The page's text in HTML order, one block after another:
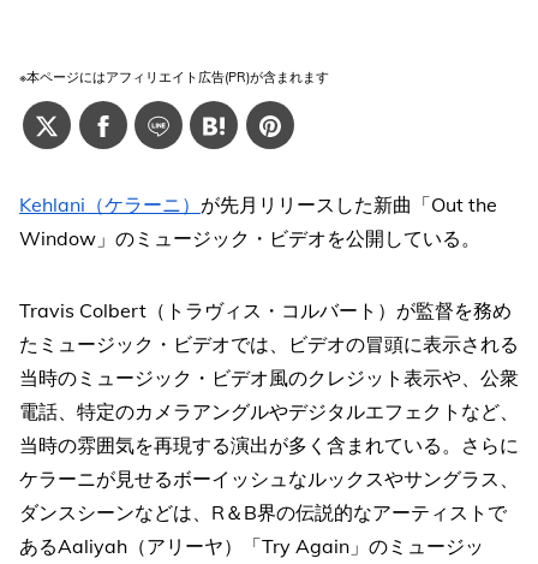
※本ページにはアフィリエイト広告(PR)が含まれます
Kehlani（ケラーニ） が先月リリースした新曲「Out the
Window」のミュージック・ビデオを公開している。
Travis Colbert（トラヴィス・コルバート）が監督を務め
たミュージック・ビデオでは、ビデオの冒頭に表示される
当時のミュージック・ビデオ風のクレジット表示や、公衆
電話、特定のカメラアングルやデジタルエフェクトなど、
当時の雰囲気を再現する演出が多く含まれている。さらに
ケラーニが見せるボーイッシュなルックスやサングラス、
ダンスシーンなどは、R＆B界の伝説的なアーティストで
あるAaliyah（アリーヤ）「Try Again」のミュージッ